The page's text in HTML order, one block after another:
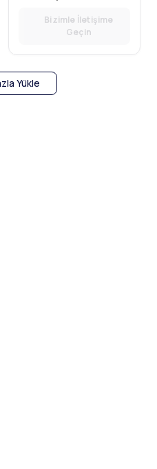
Bizimle İletişime
Geçin
Yükle